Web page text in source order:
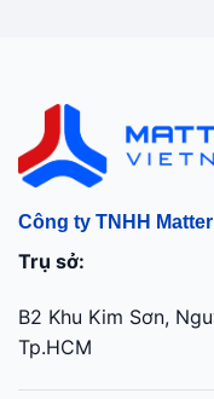
Công ty TNHH
Trụ sở:
B2 Khu Kim Sơn,
Tp.HCM